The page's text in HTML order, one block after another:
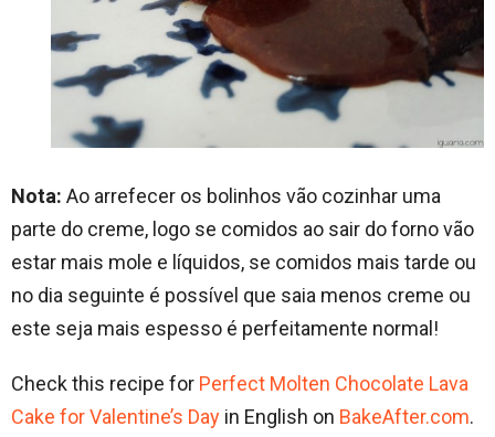
Nota: Ao arrefecer os bolinhos vão cozinhar uma
parte do creme, logo se comidos ao sair do forno vão
estar mais mole e líquidos, se comidos mais tarde ou
no dia seguinte é possível que saia menos creme ou
este seja mais espesso é perfeitamente normal!
Check this recipe for Perfect Molten Chocolate Lava
Cake for Valentine’s Day in English on BakeAfter.com.